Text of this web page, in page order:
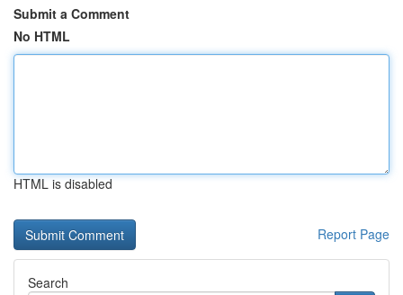
Submit a Comment
No HTML
HTML is disabled
Report Page
Search